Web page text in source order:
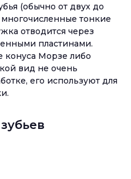
(обычно от двух до
тонкие
отводится через
пластинами.
конуса Морзе либо
вид не очень
его используют для